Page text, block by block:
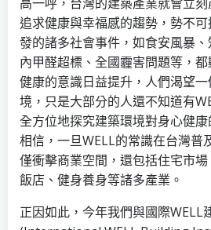
追求健康與幸福感的趨勢，勢不
發的諸多社會事件，如食安風暴
內甲醛超標、全國霾害問題等，
健康的意識日益提升，人們渴望
境，只是大部分的人還不知道有
全方位地探究建築環境對身心健
相信，一旦WELL的常識在台灣普
僅衝擊商業空間，還包括住宅市場
飯店、健身養身等諸多產業。
正因如此，今年我們與國際WELL